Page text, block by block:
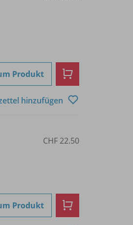
Produkt
hinzufügen
CHF 22.50
Produkt